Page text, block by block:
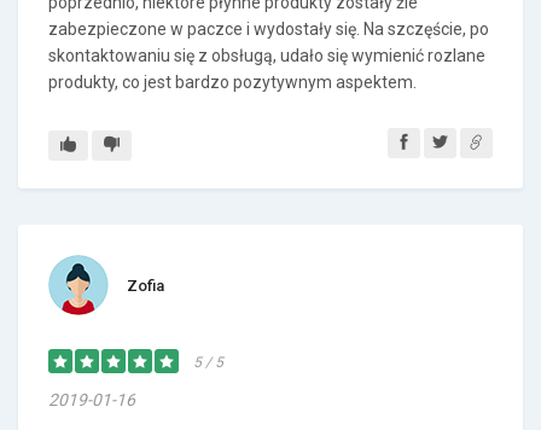
zabezpieczone w paczce i wydostały się. Na szczęście, po
skontaktowaniu się z obsługą, udało się wymienić rozlane
produkty, co jest bardzo pozytywnym aspektem.
Zofia
5 / 5
2019-01-16